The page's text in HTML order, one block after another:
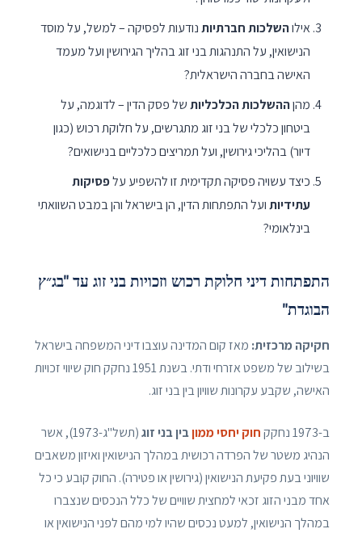
אילוהשלכות חברתיותנודעות לפסיקה – למשל, על מוסד
הנישואין, על התנהגות בני זוג בהליך הגירושין ועל מעמד
האישה בחברה הישראלית?
מהןההשלכות הכלכליותשל פסק הדין – לדוגמה, על
ביטחון כלכלי של בני זוג מתגרשים, על חלוקת רכוש (כגון
דיור) בהליכי גירושין, ועל תמריצים כלכליים בנישואים?
כיצד עשויה פסיקה תקדימית זו להשפיע עלפסיקות
עתידיותועל התפתחות הדין, הן בישראל והן במבט השוואתי
בינלאומי?
התפתחות דיני חלוקת רכוש וזכויות בני זוג עד "בג״ץ
הבוגדת"
חקיקה מרכזית: מאז קום המדינה עוצבו דיני המשפחה בישראל
בשילוב של משפט אזרחי ודתי. בשנת 1951 נחקק חוק שיווי זכויות
האישה, שקבע עקרונות שוויון בין בני זוג.
ב-1973 נחקק חוק יחסי ממוןבין בני זוג
(תשל"ג-1973), אשר
הנהיג משטר של הפרדה רכושית במהלך הנישואין ואיזון משאבים
שוויוני בעת פקיעת הנישואין (גירושין או פטירה). החוק קובע כי כל
אחד מבני הזוג זכאי למחצית שוויים של כלל הנכסים שנצברו
במהלך הנישואין, למעט נכסים שהיו למי מהם לפני הנישואין או